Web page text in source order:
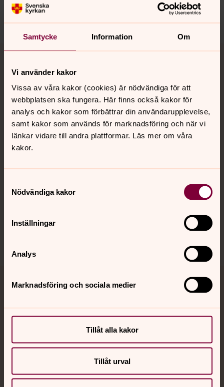
Samtycke Information Om
Vi använder kakor
Vissa av våra kakor (cookies) är nödvändiga för att
webbplatsen ska fungera. Här finns också kakor för
analys och kakor som förbättrar din användarupplevelse,
samt kakor som används för marknadsföring och när vi
länkar vidare till andra plattformar. Läs mer om våra
kakor.
Nödvändiga kakor
Inställningar
Analys
Marknadsföring och sociala medier
Tillåt alla kakor
Tillåt urval
Dela
Tillbaka till toppen
Tillbaka till innehållet
Kontakt
Kalender
Hitta snabbt
Jourhavande präst
Akut samtals- och krisstöd. Prata eller chatta anonymt
Chatt
Telefon 112